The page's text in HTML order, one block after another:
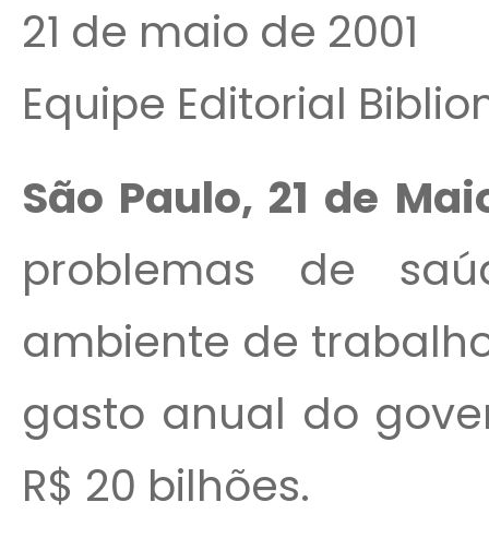
21 de maio de 2001
Equipe Editorial
São Paulo, 21 de
problemas de
ambiente de
gasto anual do
R$ 20 bilhões.